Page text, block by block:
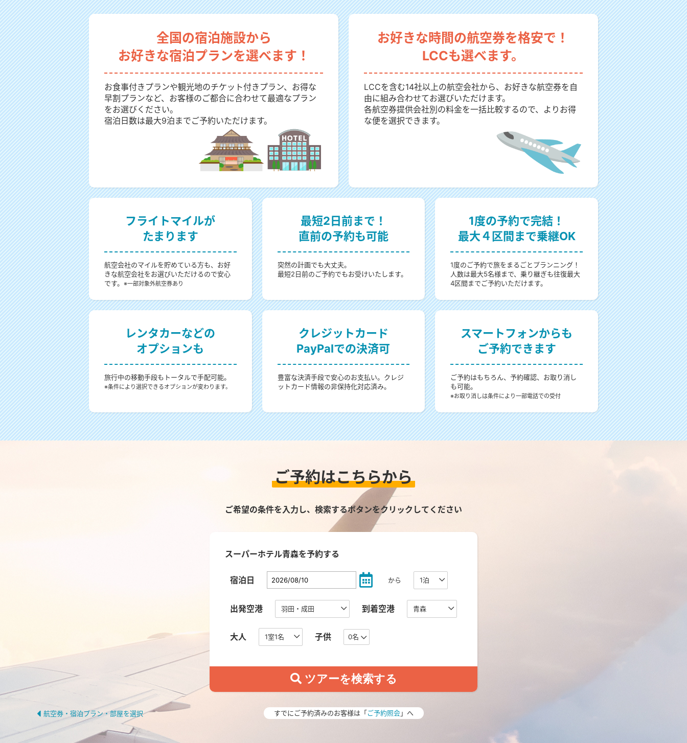
全国の宿泊施設から
お好きな宿泊プランを選べます！
お食事付きプランや観光地のチケット付きプラン、お得な
早割プランなど、お客様のご都合に合わせて最適なプラン
をお選びください。
宿泊日数は最大9泊までご予約いただけます。
お好きな時間の航空券を格安で！
LCCも選べます。
LCCを含む14社以上の航空会社から、お好きな航空券を自
由に組み合わせてお選びいただけます。
各航空券提供会社別の料金を一括比較するので、よりお得
な便を選択できます。
フライトマイルが
たまります
航空会社のマイルを貯めている方も、お好
きな航空会社をお選びいただけるので安心
です。 ※一部対象外航空券あり
最短2日前まで！
直前の予約も可能
突然の計画でも大丈夫。
最短2日前のご予約でもお受けいたします。
1度の予約で完結！
最大４区間まで乗継OK
1度のご予約で旅をまるごとプランニング！
人数は最大5名様まで、乗り継ぎも往復最大
4区間までご予約いただけます。
レンタカーなどの
オプションも
旅行中の移動手段もトータルで手配可能。
※条件により選択できるオプションが変わります。
クレジットカード
PayPalでの決済可
豊富な決済手段で安心のお支払い。クレジ
ットカード情報の非保持化対応済み。
スマートフォンからも
ご予約できます
ご予約はもちろん、予約確認、お取り消し
も可能。
※お取り消しは条件により一部電話での受付
ご予約はこちらから
ご希望の条件を入力し、検索するボタンをクリックしてください
スーパーホテル青森を予約する
宿泊日 から
出発空港 到着空港
大人 子供 0名
航空券・宿泊プラン・部屋を選択 すでにご予約済みのお客様は「ご予約照会」へ